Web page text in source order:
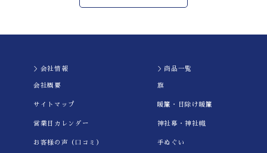
＞会社情報
会社概要
サイトマップ
営業日カレンダー
お客様の声（口コミ）
＞商品一覧
旗
暖簾・日除け暖簾
神社幕・神社幟
手ぬぐい